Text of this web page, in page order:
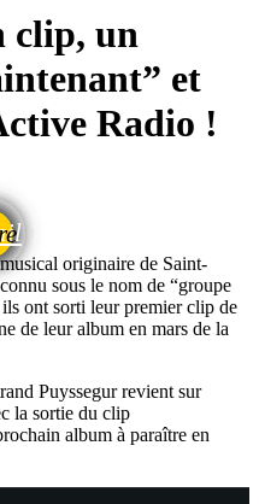
clip, un
et
Radio !
originaire de Saint-
sous le nom de “groupe
ont sorti leur premier clip de
de leur album en mars de la
Puyssegur revient sur
la sortie du clip
album à paraître en